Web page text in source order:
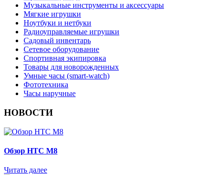
Музыкальные инструменты и аксессуары
Мягкие игрушки
Ноутбуки и нетбуки
Радиоуправляемые игрушки
Садовый инвентарь
Сетевое оборудование
Спортивная экипировка
Товары для новорожденных
Умные часы (smart-watch)
Фототехника
Часы наручные
НОВОСТИ
Обзор НТС М8
Читать далее